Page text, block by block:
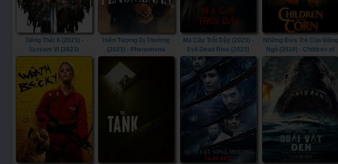
Tiếng Thét 6 (2023) -
Scream VI (2023)
Hiện Tượng Dị Thường
(2023) - Phenomena
Ma Cây Trỗi Dậy (2023) -
Evil Dead Rise (2023)
Những Đứa Trẻ Của Đồng
Ngô (2020) - Children of
the Corn (2020)